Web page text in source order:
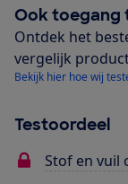
Ook toegang
Ontdek het
vergelijk
Bekijk hier hoe wij
Testoordeel
Stof en vuil